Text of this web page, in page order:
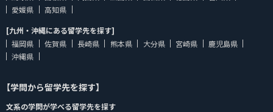
愛媛県
高知県
[九州・沖縄にある留学先を探す]
福岡県
佐賀県 長崎県 熊本県 大分県 宮崎県
鹿児島県
沖縄県
【学問から留学先を探す】
文系の学問が学べる留学先を探す